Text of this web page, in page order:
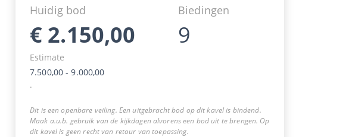
Huidig bod
€ 2.150,00
Biedingen
9
Estimate
7.500,00 -9.000,00
.
Dit is een openbare veiling. Een uitgebracht bod op dit kavel is bindend.
Maak a.u.b. gebruik van de kijkdagen alvorens een bod uit te brengen. Op
dit kavel is geen recht van retour van toepassing.